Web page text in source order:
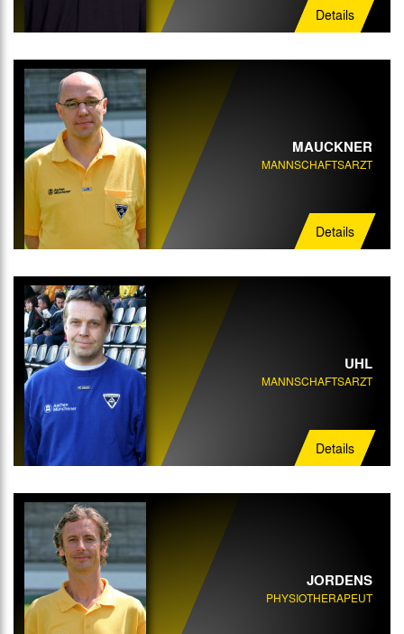
Details
MAUCKNER
MANNSCHAFTSARZT
Details
UHL
MANNSCHAFTSARZT
Details
JORDENS
PHYSIOTHERAPEUT